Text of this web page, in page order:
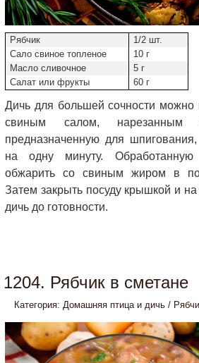
Рябчик
1/2 шт.
Сало свиное топленое
10 г
Масло сливочное
5 г
Салат или фрукты
60 г
Дичь для большей сочности можно
свиным салом, нарезанным
предназначенную для
на одну минуту.
обжарить со свиным жиром в
Затем закрыть посуду крышкой и
дичь до готовности.
1204. Рябчик в сметане
Категория: Домашняя птица и дичь /